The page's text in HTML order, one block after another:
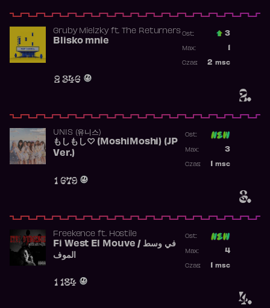
2.
Gruby Mielzkyft. The Returners
Blisko mnie
2 346
Ost.: 3
Max:
2 msc
Czas:
3.
UNIS (유니스)
もしもし♡ (MoshiMoshi) (JP
Ver.)
1 679
Ost:
3
Max:
msc
Czas:
4.
Freekence ft. Hostile
Fi West El Mouve / في وسط
الموف
1 184
Ost:
4
Max:
msc
Czas: